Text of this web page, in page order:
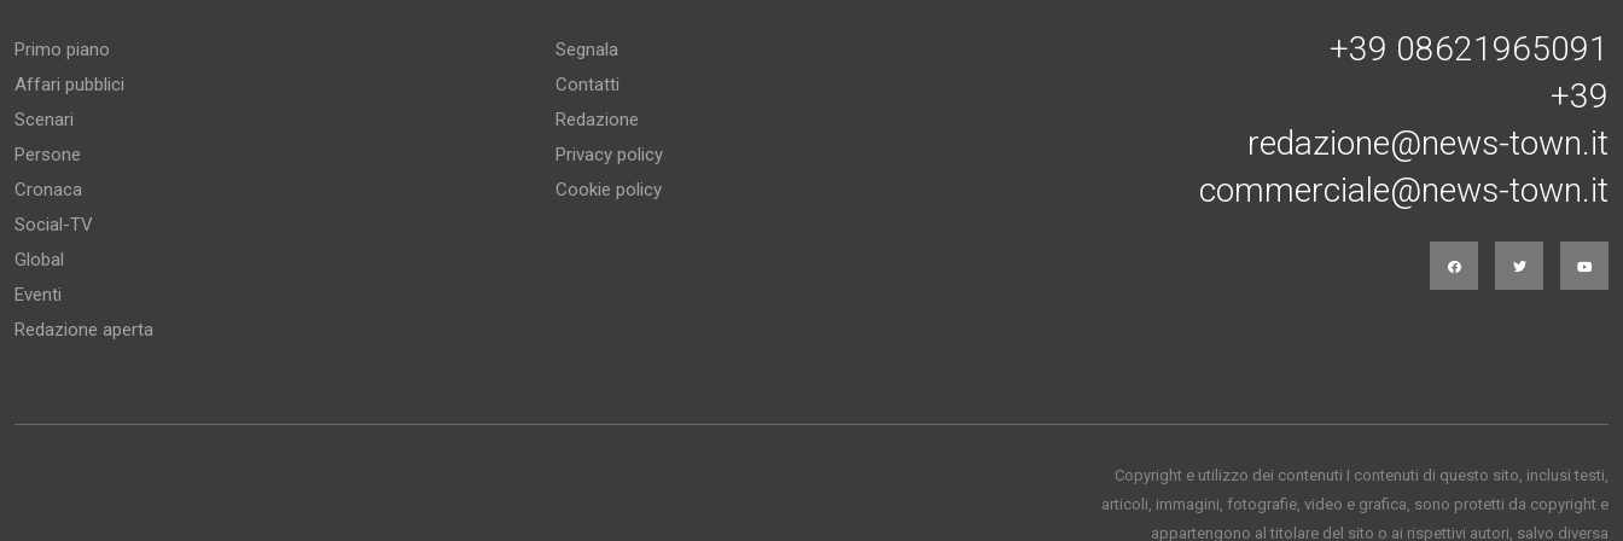
Primo piano
Affari pubblici
Scenari
Persone
Cronaca
Social-TV
Global
Eventi
Redazione aperta
Segnala
Contatti
Redazione
Privacy policy
Cookie policy
+39 08621965091
+39
redazione@news-town.it
commerciale@news-town.it
Copyright e utilizzo dei contenuti I contenuti di questo sito, inclusi testi,
articoli, immagini, fotografie, video e grafica, sono protetti da copyright e
appartengono al titolare del sito o ai rispettivi autori, salvo diversa